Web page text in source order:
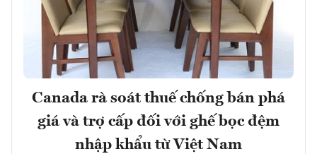
Canada rà soát thuế chống bán phá
giá và trợ cấp đối với ghế bọc đệm
nhập khẩu từ Việt Nam